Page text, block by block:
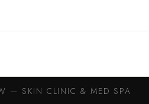
— SKIN CLINIC & MED SPA